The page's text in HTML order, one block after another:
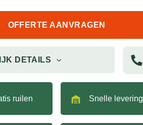
OFFERTE AANVRAGEN
DETAILS
ruilen Snelle levering